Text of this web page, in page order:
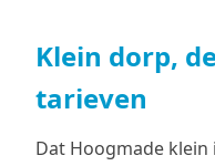
Klein dorp,
tarieven
Dat Hoogmade